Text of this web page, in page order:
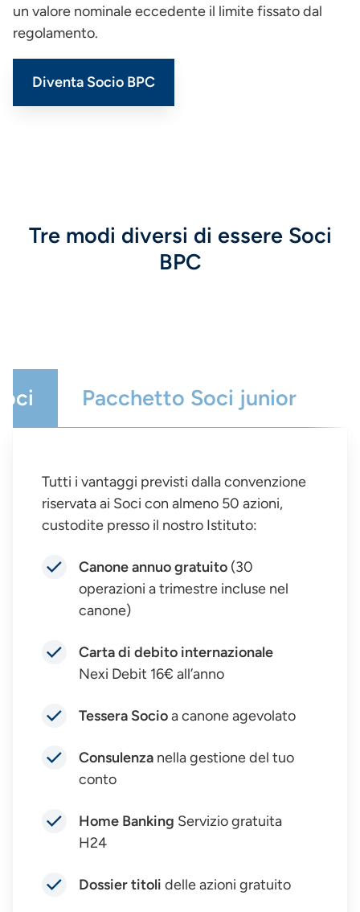
un valore nominale eccedente il limite fissato dal
regolamento.
Diventa Socio BPC
Tre modi diversi di essere Soci
BPC
Pacchetto Soci junior
Tutti i vantaggi previsti dalla convenzione
riservata ai Soci con almeno 50 azioni,
custodite presso il nostro Istituto:
Canone annuo gratuito (30
operazioni a trimestre incluse nel
canone)
Carta di debito internazionale
Nexi Debit 16€ all’anno
Tessera Socioa canone agevolato
Consulenza nella gestione del tuo
conto
Home Banking Servizio gratuita
H24
Dossier titoli delle azioni gratuito